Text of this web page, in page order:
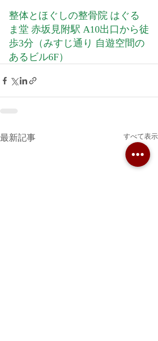
整体とほぐしの整骨院 はぐる
ま堂 赤坂見附駅 A10出口から徒
歩3分（みすじ通り 自遊空間の
あるビル6F）
最新記事 すべて表示